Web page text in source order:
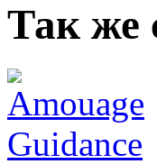
Так же